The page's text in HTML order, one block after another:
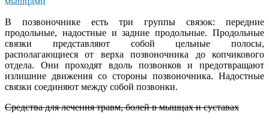
В позвоночнике есть три группы связок: передние
продольные, надостные и задние продольные. Продольные
связки представляют собой цельные полосы,
располагающиеся от верха позвоночника до копчикового
отдела. Они проходят вдоль позвонков и предотвращают
излишние движения со стороны позвоночника. Надостные
связки соединяют между собой позвонки.
Средства для лечения травм, болей в мышцах и суставах